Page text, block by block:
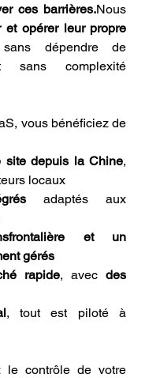
ces barrières.Nous
et opérer leur propre
dépendre de
sans complexité
vous bénéficiez de
site depuis la Chine,
locaux
adaptés aux
et un
gérés
rapide, avec des
, tout est piloté à
le contrôle de votre